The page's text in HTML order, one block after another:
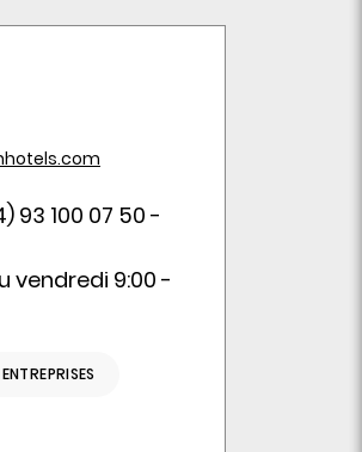
93 100 07 50 -
vendredi 9:00 -